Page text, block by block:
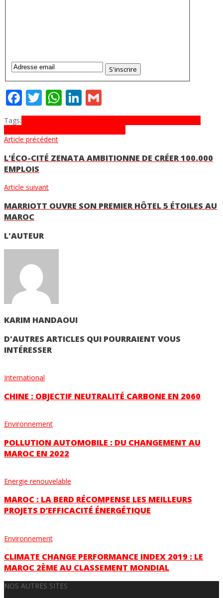
Facebook
Twitter
WhatsApp
LinkedIn
Tags:
Article précédent
L'ÉCO-CITÉ ZENATA AMBITIONNE DE CRÉER 100.000
EMPLOIS
Article suivant
MARRIOTT OUVRE SON PREMIER HÔTEL 5 ÉTOILES AU
MAROC
L'AUTEUR
KARIM HANDAOUI
D'AUTRES ARTICLES QUI POURRAIENT VOUS
INTÉRESSER
International
CHINE : OBJECTIF NEUTRALITÉ CARBONE EN 2060
Environnement
POLLUTION AUTOMOBILE : DU CHANGEMENT AU
MAROC EN 2022
Energie renouvelable
MAROC : LA BERD RÉCOMPENSE LES MEILLEURS
PROJETS D’EFFICACITÉ ÉNERGÉTIQUE
Environnement
CLIMATE CHANGE PERFORMANCE INDEX 2019 : LE
MAROC 2ÈME AU CLASSEMENT MONDIAL
NOS AUTRES SITES